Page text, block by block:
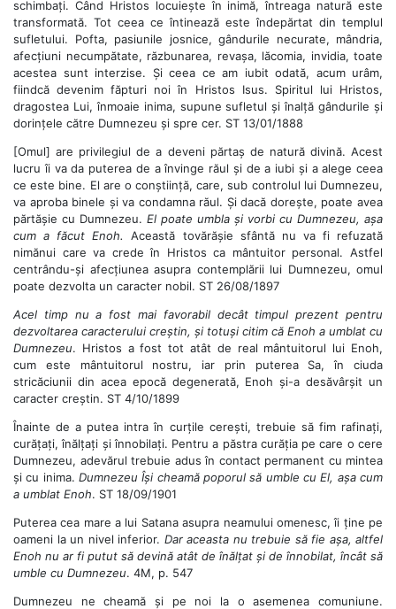
schimbați. Când Hristos locuiește în inimă, întreaga natură este
transformată. Tot ceea ce întinează este îndepărtat din templul
sufletului. Pofta, pasiunile josnice, gândurile necurate, mândria,
afecțiuni necumpătate, răzbunarea, revașa, lăcomia, invidia, toate
acestea sunt interzise. Și ceea ce am iubit odată, acum urâm,
fiindcă devenim făpturi noi în Hristos Isus. Spiritul lui Hristos,
dragostea Lui, înmoaie inima, supune sufletul și înalță gândurile și
dorințele către Dumnezeu și spre cer. ST 13/01/1888
[Omul] are privilegiul de a deveni părtaș de natură divină. Acest
lucru îi va da puterea de a învinge răul și de a iubi și a alege ceea
ce este bine. El are o conștiință, care, sub controlul lui Dumnezeu,
va aproba binele și va condamna răul. Și dacă dorește, poate avea
părtășie cu Dumnezeu. El poate umbla și vorbi cu Dumnezeu, așa
cum a făcut Enoh.
Această tovărășie sfântă nu va fi refuzată
nimănui care va crede în Hristos ca mântuitor personal. Astfel
centrându-și afecțiunea asupra contemplării lui Dumnezeu, omul
poate dezvolta un caracter nobil. ST 26/08/1897
Acel timp nu a fost mai favorabil decât timpul prezent pentru
dezvoltarea caracterului creștin, și totuși citim că Enoh a umblat cu
Dumnezeu. Hristos a fost tot atât de real mântuitorul lui Enoh,
cum este mântuitorul nostru, iar prin puterea Sa, în ciuda
stricăciunii din acea epocă degenerată, Enoh și-a desăvârșit un
caracter creștin. ST 4/10/1899
Înainte de a putea intra în curțile cerești, trebuie să fim rafinați,
curățați, înălțați și înnobilați. Pentru a păstra curăția pe care o cere
Dumnezeu, adevărul trebuie adus în contact permanent cu mintea
și cu inima. Dumnezeu Își cheamă poporul să umble cu El, așa cum
a umblat Enoh. ST 18/09/1901
Puterea cea mare a lui Satana asupra neamului omenesc, îi ține pe
oameni la un nivel inferior. Dar aceasta nu trebuie să fie așa, altfel
Enoh nu ar fi putut să devină atât de înălțat și de înnobilat, încât să
umble cu Dumnezeu. 4M, p. 547
Dumnezeu ne cheamă și pe noi la o asemenea comuniune.